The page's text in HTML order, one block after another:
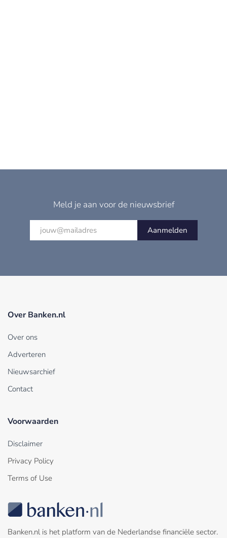
Meld je aan voor de nieuwsbrief
Aanmelden
Over Banken.nl
Over ons
Adverteren
Nieuwsarchief
Contact
Voorwaarden
Disclaimer
Privacy Policy
Terms of Use
Banken.nl is het platform van de Nederlandse financiële sector.